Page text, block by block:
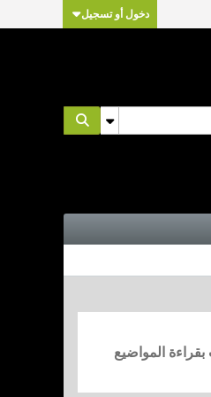
دخول أو تسجيل
المواضيع